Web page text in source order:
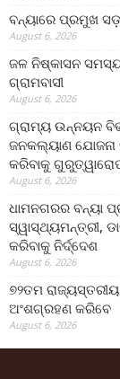
ବନ୍ୟାରେ ପ୍ରମୁଖ
August 6, 2026
ଜଳ ନିଷ୍କାସନ
ଗ୍ରାମବାସୀ
August 6, 2026
ଗ୍ରାମ୍ୟ ଉନ୍ନୟନ
ଜନକଲ୍ୟାଣ
କରିବାକୁ
August 6, 2026
ଧାମନଗରର ବନ୍ୟା
ସ୍ୱାସ୍ଥ୍ୟମନ୍ତ୍ରୀ,
କରିବାକୁ ନିର୍ଦ୍ଦେଶ
August 6, 2026
୭୨ତମ
ଅଂଶଗ୍ରହଣ କରିବେ
August 6, 2026